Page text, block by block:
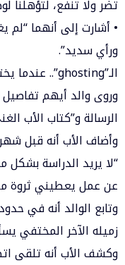
تضر ولا تنفع، لتؤهلنا
• أشارت إلى أنهما “لم
ورأي سديد”.
الـ”ghosting”.. عندما يختفي الأشخاص من حياتنا فجأة
وروى والد أيهم
الرسالة و”كتاب الأب
وأضاف الأب أنه قبل
“لا يريد الدراسة بشكل
عن عمل يعطيني ثروة
وتابع الوالد أنه في
زميله الآخر المختفي
وكشف الأب أنه تلقى